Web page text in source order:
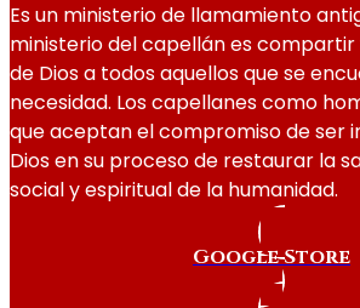
Es un ministerio de llamamiento
ministerio del capellán es
de Dios a todos aquellos que se
necesidad. Los capellanes como
que aceptan el compromiso de ser
Dios en su proceso de restaurar la
social y espiritual de la humanidad.
Google Store